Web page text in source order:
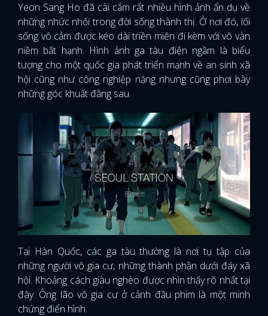
Yeon Sang Ho đã cài cắm rất nhiều hình ảnh ẩn dụ về
những nhức nhối trong đời sống thành thị. Ở nơi đó, lối
sống vô cảm được kéo dài triền miên đi kèm với vô vàn
niềm bất hạnh. Hình ảnh ga tàu điện ngầm là biểu
tượng cho một quốc gia phát triển mạnh về an sinh xã
hội cũng như công nghiệp nặng nhưng cũng phơi bày
những góc khuất đằng sau.
Tại Hàn Quốc, các ga tàu thường là nơi tụ tập của
những người vô gia cư, những thành phần dưới đáy xã
hội. Khoảng cách giàu nghèo được nhìn thấy rõ nhất tại
đây. Ông lão vô gia cư ở cảnh đầu phim là một minh
chứng điển hình.